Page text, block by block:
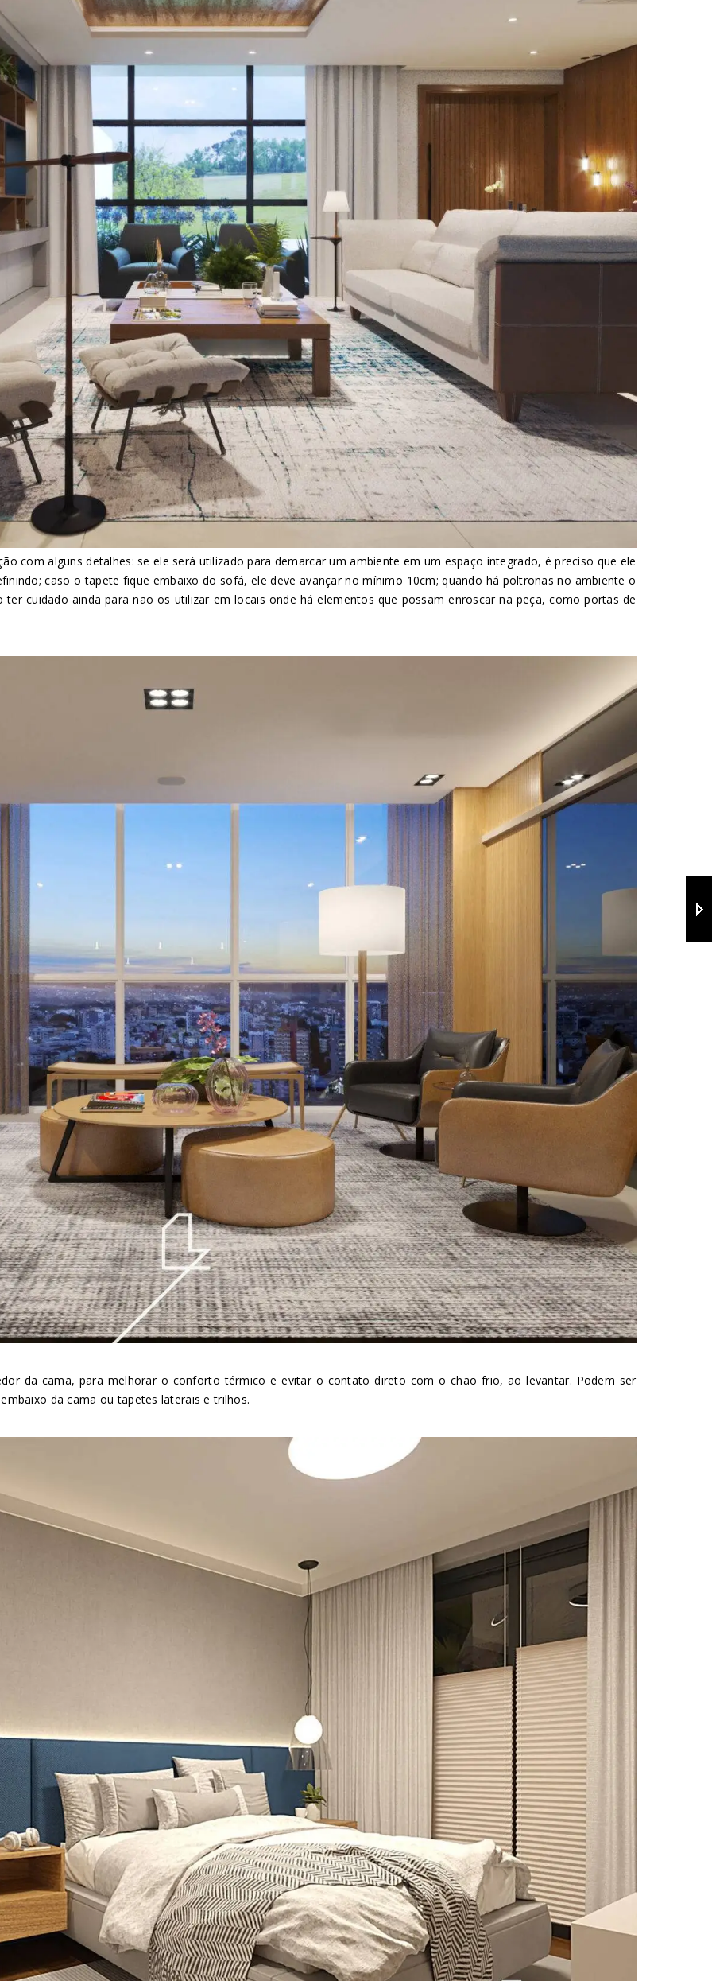
com alguns detalhes: se ele será utilizado para demarcar um ambiente em um espaço integrado, é preciso que ele
caso o tapete fique embaixo do sofá, ele deve avançar no mínimo 10cm; quando há poltronas no ambiente o
cuidado ainda para não os utilizar em locais onde há elementos que possam enroscar na peça, como portas de
da cama, para melhorar o conforto térmico e evitar o contato direto com o chão frio, ao levantar. Podem ser
da cama ou tapetes laterais e trilhos.